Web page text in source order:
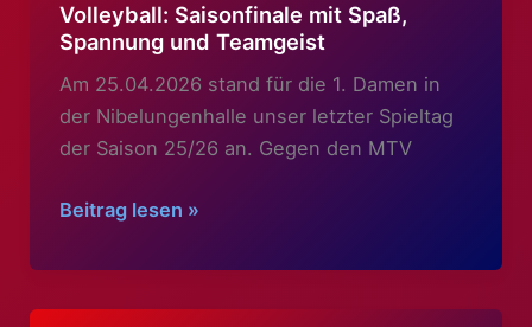
Volleyball: Saisonfinale mit Spaß,
Spannung und Teamgeist
Am 25.04.2026 stand für die 1. Damen in
der Nibelungenhalle unser letzter Spieltag
der Saison 25/26 an. Gegen den MTV
Volleyball:
mit
Spaß,
Beitrag lesen »